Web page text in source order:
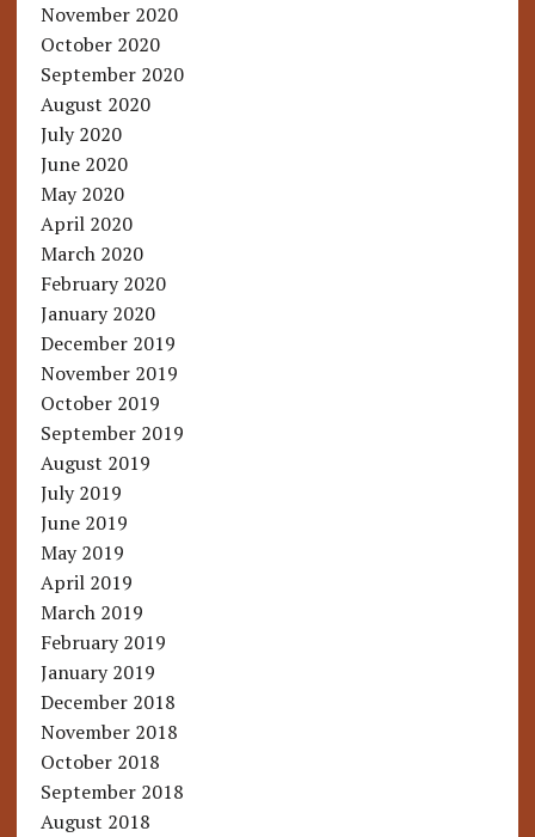
November 2020
October 2020
September 2020
August 2020
July 2020
June 2020
May 2020
April 2020
March 2020
February 2020
January 2020
December 2019
November 2019
October 2019
September 2019
August 2019
July 2019
June 2019
May 2019
April 2019
March 2019
February 2019
January 2019
December 2018
November 2018
October 2018
September 2018
August 2018